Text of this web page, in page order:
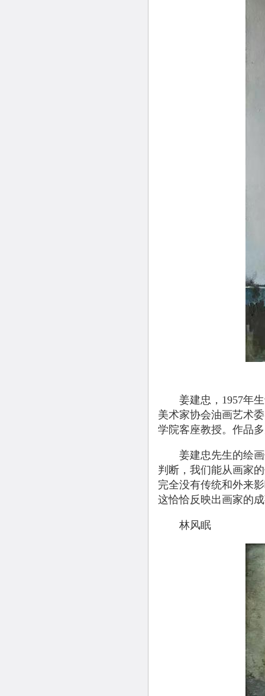
姜建忠，1957年生
美术家协会油画艺术
学院客座教授。作品
姜建忠先生的绘画
判断，我们能从画家
完全没有传统和外来
这恰恰反映出画家的
林风眠